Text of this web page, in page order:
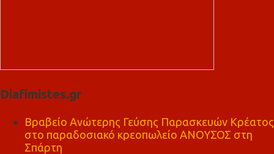
Diafimistes.gr
Βραβείο Ανώτερης Γεύσης Παρασκευών Κρέατος
στο παραδοσιακό κρεοπωλείο ΑΝΟΥΣΟΣ στη
Σπάρτη